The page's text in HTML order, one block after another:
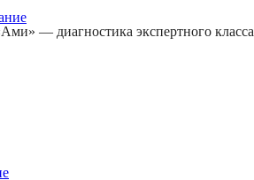
— диагностика экспертного класса